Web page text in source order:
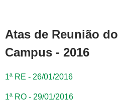
Atas de Reunião
Campus - 2016
1ª RE - 26/01/2016
1ª RO - 29/01/2016